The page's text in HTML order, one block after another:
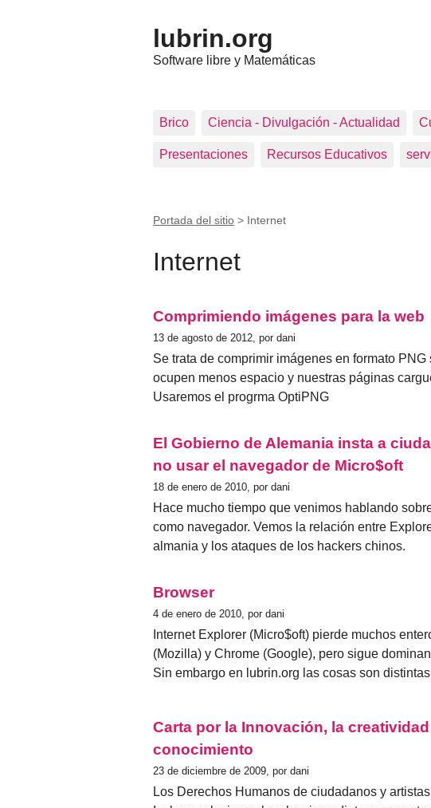
lubrin.org
Software libre y Matemáticas
Brico Ciencia - Divulgación - Actualidad
Presentaciones Recursos Educativos
Portada del sitio > Internet
Internet
Comprimiendo imágenes para la web
13 de agosto de 2012, por dani
Se trata de comprimir imágenes en formato
ocupen menos espacio y nuestras páginas
Usaremos el progrma OptiPNG
El Gobierno de Alemania insta a
no usar el navegador de Micro$oft
18 de enero de 2010, por dani
Hace mucho tiempo que venimos hablando
como navegador. Vemos la relación entre
almania y los ataques de los hackers chinos.
Browser
4 de enero de 2010, por dani
Internet Explorer (Micro$oft) pierde muchos
(Mozilla) y Chrome (Google), pero sigue
Sin embargo en lubrin.org las cosas son
Carta por la Innovación, la
conocimiento
23 de diciembre de 2009, por dani
Los Derechos Humanos de ciudadanos y